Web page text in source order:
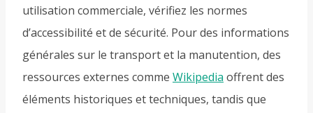
utilisation commerciale, vérifiez les normes
d’accessibilité et de sécurité. Pour des informations
générales sur le transport et la manutention, des
ressources externes comme Wikipedia offrent des
éléments historiques et techniques, tandis que